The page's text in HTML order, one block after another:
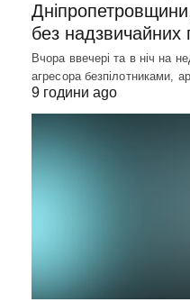
без надзвичайних
Вчора ввечері та в ніч на
агресора безпілотниками,
9 години ago